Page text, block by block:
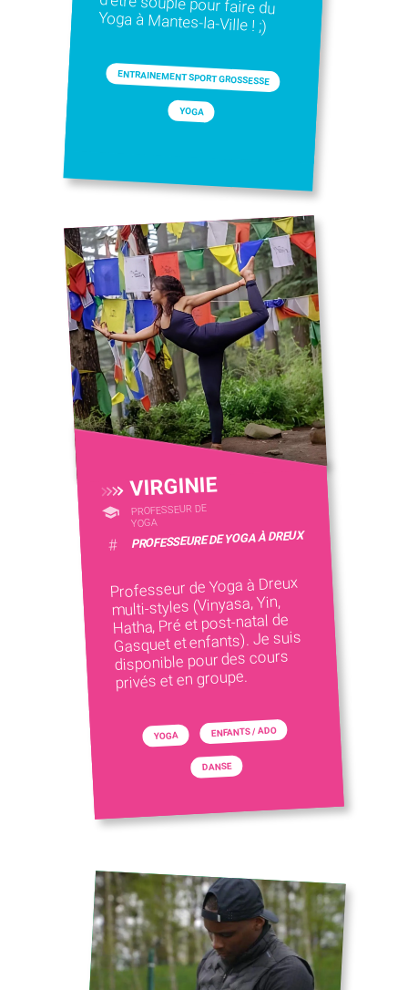
Yoga à Mantes-la-Ville ! ;)
ENTRAINEMENT SPORT GROSSESSE
YOGA
VIRGINIE
PROFESSEUR DE
YOGA
# PROFESSEURE DE YOGA À DREUX
Professeur de Yoga à Dreux
multi-styles (Vinyasa, Yin,
Hatha, Pré et post-natal de
Gasquet et enfants). Je suis
disponible pour des cours
privés et en groupe.
YOGA ENFANTS / ADO
DANSE